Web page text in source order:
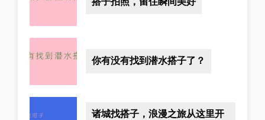
你有没有找到潜水搭子了？
诸城找搭子，浪漫之旅从这里开